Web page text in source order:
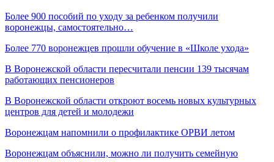
Более 900 пособий по уходу за ребенком получили
воронежцы, самостоятельно…
Более 770 воронежцев прошли обучение в «Школе ухода»
В Воронежской области пересчитали пенсии 139 тысячам
работающих пенсионеров
В Воронежской области откроют восемь новых культурных
центров для детей и молодежи
Воронежцам напомнили о профилактике ОРВИ летом
Воронежцам объяснили, можно ли получить семейную